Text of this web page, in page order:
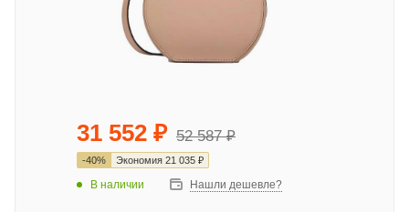
31 552 ₽ 52 587₽
-40% Экономия 21 035 ₽
В наличии Нашли дешевле?